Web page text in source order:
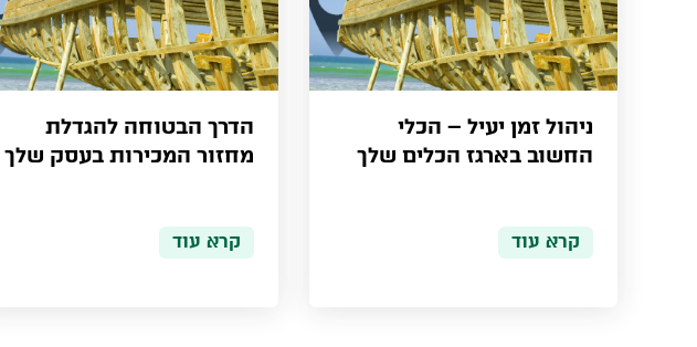
ניהול זמן יעיל – הכלי
החשוב בארגז הכלים שלך
קרא עוד
הדרך הבטוחה להגדלת
מחזור המכירות בעסק שלך
קרא עוד